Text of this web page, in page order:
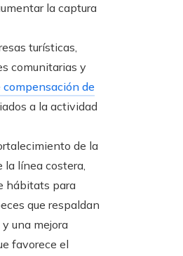
la captura
turísticas,
comunitarias y
compensación de
a la actividad
de la
la línea costera,
hábitats para
que respaldan
una mejora
favorece el